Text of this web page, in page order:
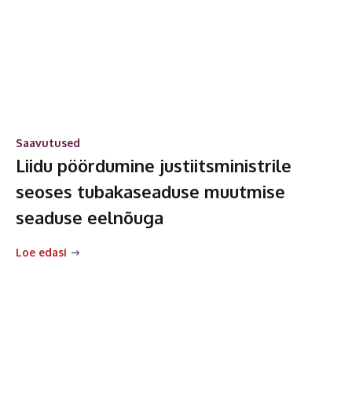
Saavutused
Liidu pöördumine justiitsministrile
seoses tubakaseaduse muutmise
seaduse eelnõuga
Loe edasi